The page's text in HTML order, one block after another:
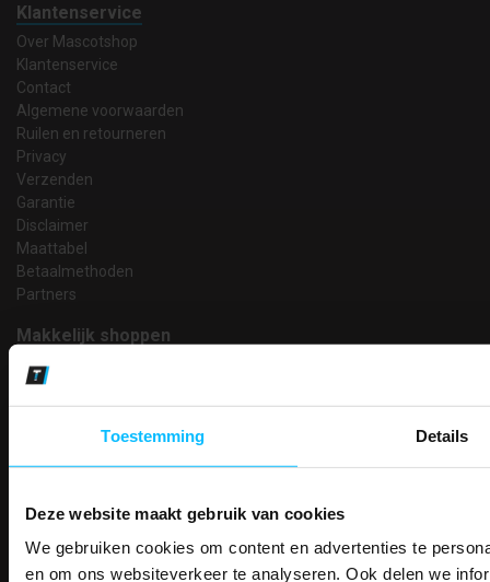
Toestemming Details
Deze website maakt gebruik van cookies
We gebruiken cookies om content en advertenties te
en om ons websiteverkeer te analyseren. Ook delen we
Klantenservice
Over Mascotshop
Klantenservice
Contact
Algemene voorwaarden
Ruilen en retourneren
Privacy
Verzenden
Garantie
Disclaimer
Maattabel
Betaalmethoden
Partners
Makkelijk shoppen
Gratis verzending in Nederland vanaf € 150,- excl. BTW
Bedruk- en borduurservice
14 Dagen tijd om te herroepen
Betaalwijze
Email
Inschrijven
PAK